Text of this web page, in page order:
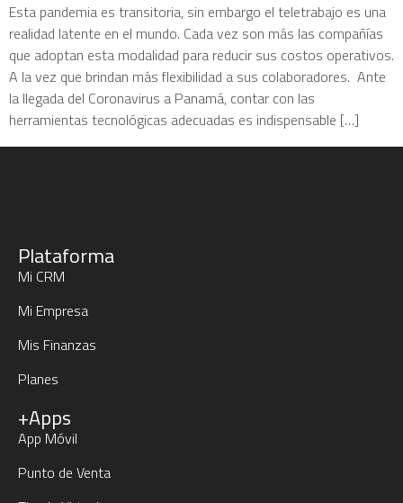
Esta pandemia es transitoria, sin embargo el teletrabajo es una
realidad latente en el mundo. Cada vez son más las compañías
que adoptan esta modalidad para reducir sus costos operativos.
A la vez que brindan más flexibilidad a sus colaboradores. Ante
la llegada del Coronavirus a Panamá, contar con las
herramientas tecnológicas adecuadas es indispensable […]
Plataforma
Mi CRM
Mi Empresa
Mis Finanzas
Planes
+Apps
App Móvil
Punto de Venta